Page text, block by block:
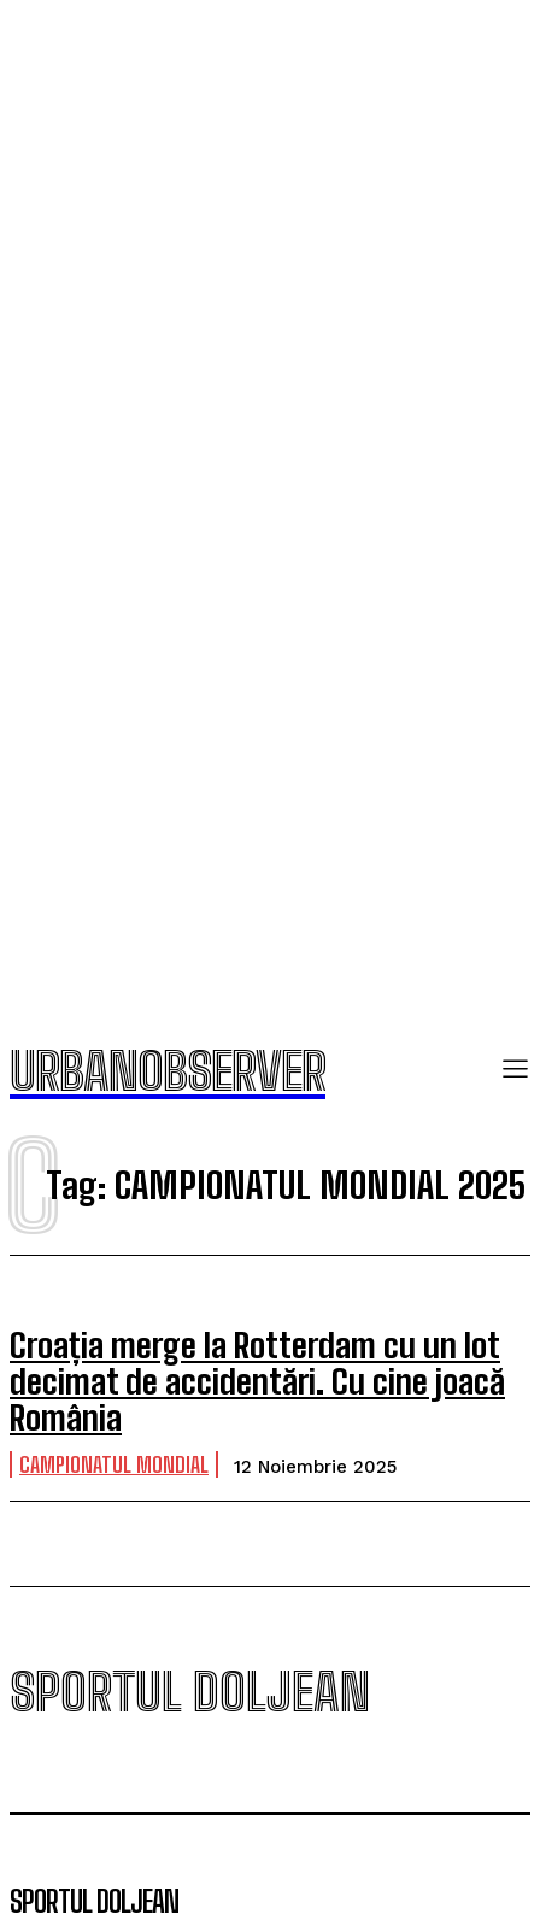
URBANOBSERVER
Tag: CAMPIONATUL MONDIAL 2025
C
Croația merge la Rotterdam cu un lot
decimat de accidentări. Cu cine joacă
România
CAMPIONATUL MONDIAL 12 Noiembrie 2025
SPORTUL DOLJEAN
SPORTUL DOLJEAN